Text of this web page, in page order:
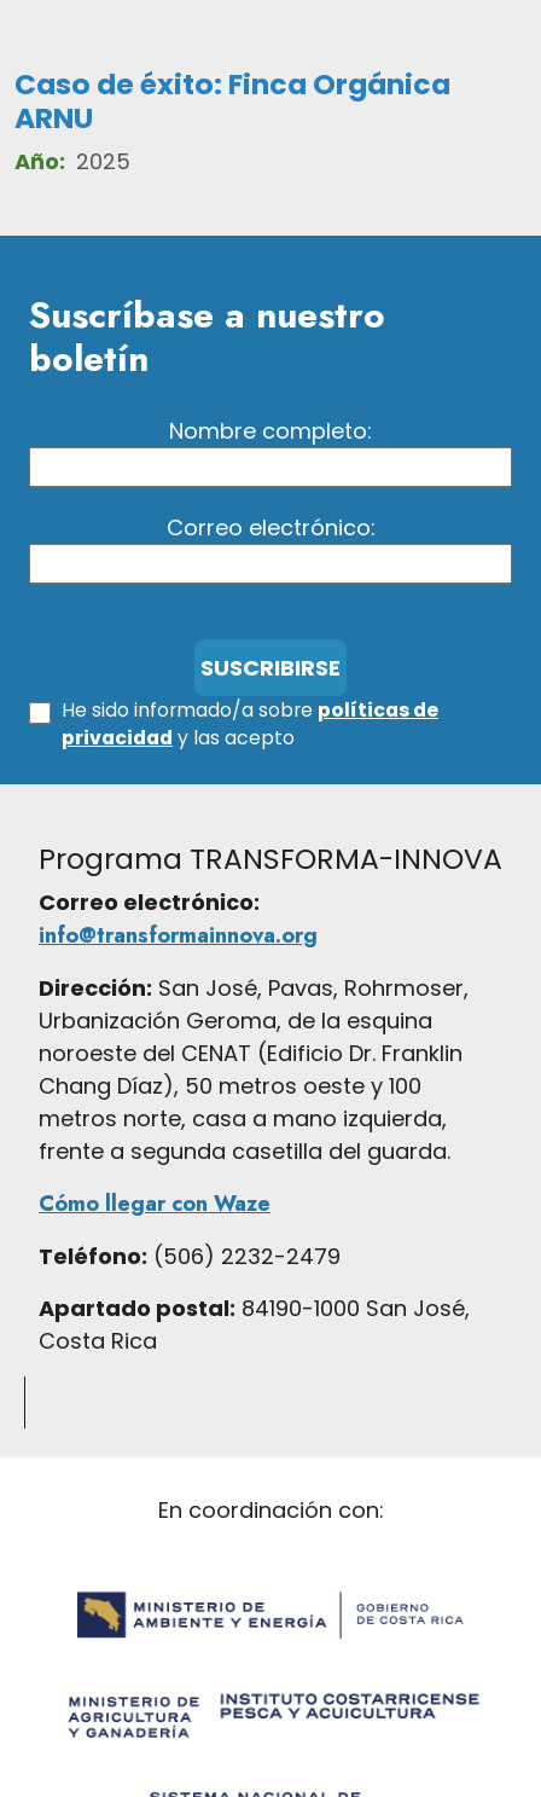
Caso de éxito: Finca Orgánica
ARNU
Año: 2025
Suscríbase a nuestro
boletín
Nombre completo:
Correo electrónico:
He sido informado/a sobre políticas de
privacidad y las acepto
Programa TRANSFORMA-INNOVA
Correo electrónico:
info@transformainnova.org
Dirección: San José, Pavas, Rohrmoser,
Urbanización Geroma, de la esquina
noroeste del CENAT (Edificio Dr. Franklin
Chang Díaz), 50 metros oeste y 100
metros norte, casa a mano izquierda,
frente a segunda casetilla del guarda.
Cómo llegar con Waze
Teléfono: (506) 2232-2479
Apartado postal: 84190-1000 San José,
Costa Rica
En coordinación con: